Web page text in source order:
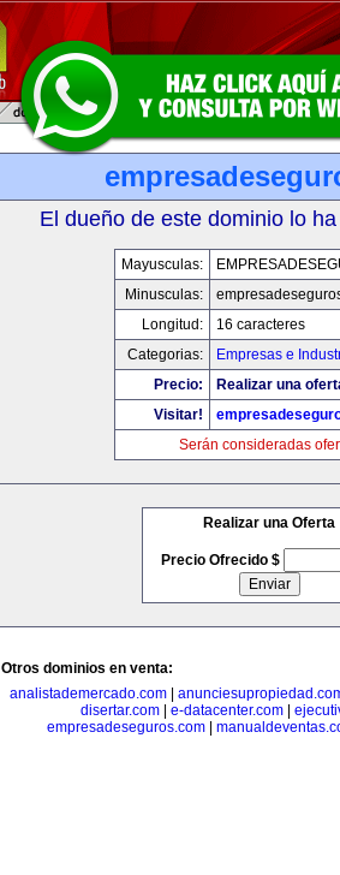
El dueño de este dominio lo
Mayusculas:
Minusculas:
Longitud:
16 caracteres
Categorias:
Empresas e
Precio:
Realizar una
Visitar!
Serán consideradas
Realizar una Oferta
Precio Ofrecido $
Otros dominios en venta:
analistademercado.com
disertar.com| e-datacenter.com|
empresadeseguros.com